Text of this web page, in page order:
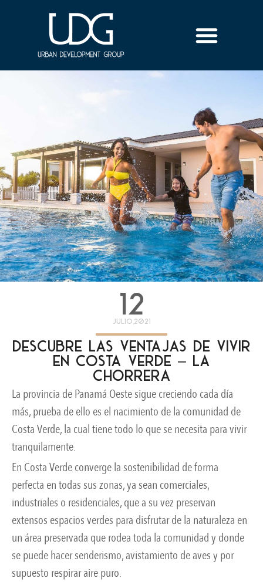
12
julio,2021
Descubre las ventajas de vivir
en Costa Verde – La
Chorrera
La provincia de Panamá Oeste sigue creciendo cada día
más, prueba de ello es el nacimiento de la comunidad de
Costa Verde, la cual tiene todo lo que se necesita para vivir
tranquilamente.
En Costa Verde converge la sostenibilidad de forma
perfecta en todas sus zonas, ya sean comerciales,
industriales o residenciales, que a su vez preservan
extensos espacios verdes para disfrutar de la naturaleza en
un área preservada que rodea toda la comunidad y donde
se puede hacer senderismo, avistamiento de aves y por
supuesto respirar aire puro.